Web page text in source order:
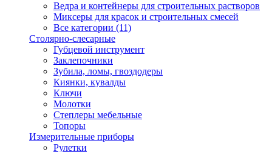
Ведра и контейнеры для строительных растворов
Миксеры для красок и строительных смесей
Все категории (11)
Столярно-слесарные
Губцевой инструмент
Заклепочники
Зубила, ломы, гвоздодеры
Киянки, кувалды
Ключи
Молотки
Степлеры мебельные
Топоры
Измерительные приборы
Рулетки